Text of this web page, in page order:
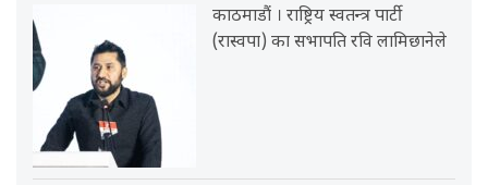
काठमाडौं । राष्ट्रिय स्वतन्त्र पार्टी
(रास्वपा) का सभापति रवि लामिछानेले